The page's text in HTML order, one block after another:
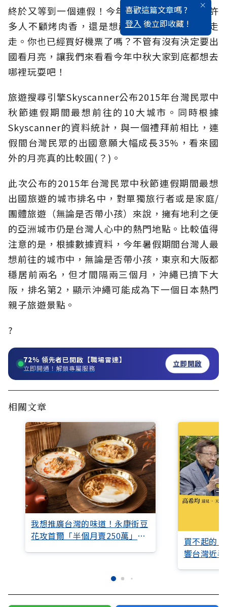
喜歡這篇文章嗎 ?
登入 後立即收藏 !
終於又等到一個連假！今年中秋節一次放3天，許
多人不顧烤肉香，還是想趁著難得假期到國外走
走。你也已經買好機票了嗎？不管有沒有決定要出
國看月亮，讓我們來看看今年中秋大家到底都想去
哪裡玩耍吧！
旅遊搜尋引擎Skyscanner公布2015年台灣民眾中
秋節連假期間最想前往的10大城市。同時根據
Skyscanner的資料統計，與一個禮拜前相比，連
假間台灣民眾的出國意願大幅成長35%，看來國
外的月亮真的比較圓(？)。
此次公布的2015年台灣民眾中秋節連假期間最想
出國旅遊的城市排名中，對單獨旅行者或是家庭/
團體旅遊（無論是否帶小孩）來說，擁有地利之便
的亞洲城市仍是台灣人心中的熱門地點。比較值得
注意的是，根據數據資料，今年暑假期間台灣人最
想前往的城市中，無論是否帶小孩，東京和大阪都
穩居前兩名，但才間隔兩三個月，沖繩已擠下大
阪，排名第2，顯示沖繩可能成為下一個日本熱門
親子旅遊景點。
?
72% 領先者已開啟【職場雷達】
立即開通！解鎖專屬服務 立即開啟
相關文章
我想推廣台灣的味道！永康街豆
花攻首爾「半個月賣250萬」讓
買不起的
響台灣近